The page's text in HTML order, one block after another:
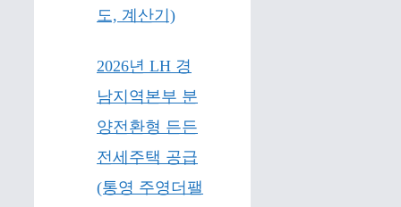
도, 계산기)
2026년 LH 경
남지역본부 분
양전환형 든든
전세주택 공급
(통영 주영더팰